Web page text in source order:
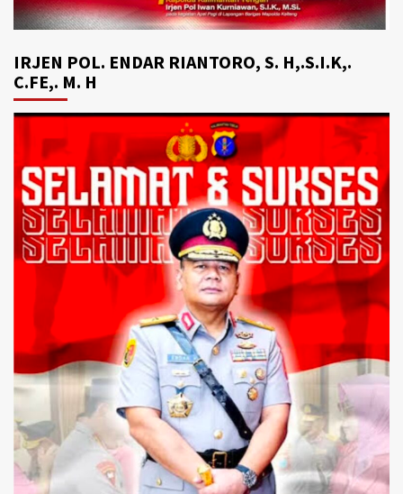
IRJEN POL. ENDAR RIANTORO, S. H,.S.I.K,.
C.FE,. M. H